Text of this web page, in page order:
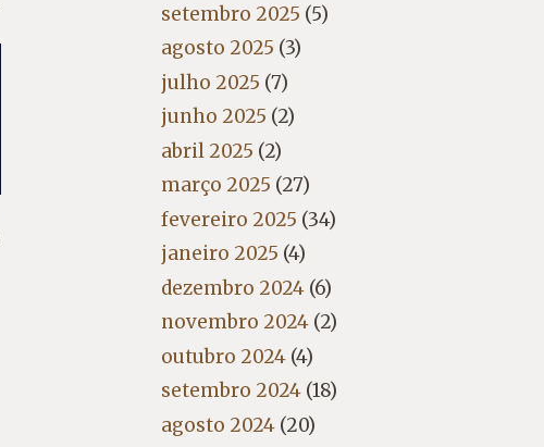
setembro 2025 (5)
agosto 2025 (3)
julho 2025 (7)
junho 2025 (2)
abril 2025 (2)
março 2025 (27)
fevereiro 2025 (34)
janeiro 2025 (4)
dezembro 2024(6)
novembro 2024(2)
outubro 2024(4)
setembro 2024(18)
agosto 2024(20)